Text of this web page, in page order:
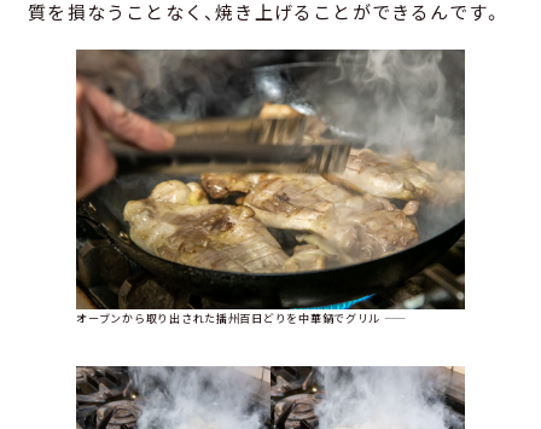
質を損なうことなく、焼き上げることができるんです。
オーブンから取り出された播州百日どりを中華鍋でグリル ――